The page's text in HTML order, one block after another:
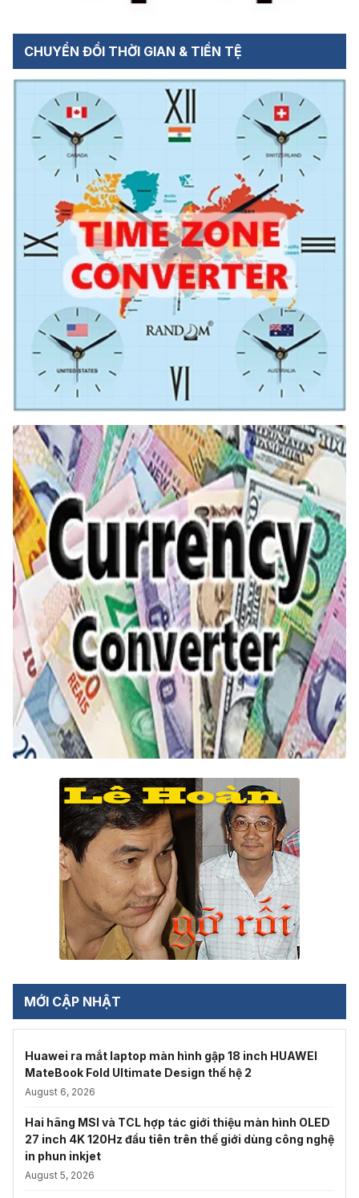
CHUYỂN ĐỔI THỜI GIAN & TIỀN TỆ
MỚI CẬP NHẬT
Huawei ra mắt laptop màn hình gập 18 inch HUAWEI
MateBook Fold Ultimate Design thế hệ 2
August 6, 2026
Hai hãng MSI và TCL hợp tác giới thiệu màn hình OLED
27 inch 4K 120Hz đầu tiên trên thế giới dùng công nghệ
in phun inkjet
August 5, 2026